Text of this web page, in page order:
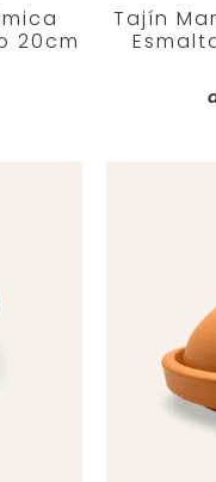
20cm
Tajín